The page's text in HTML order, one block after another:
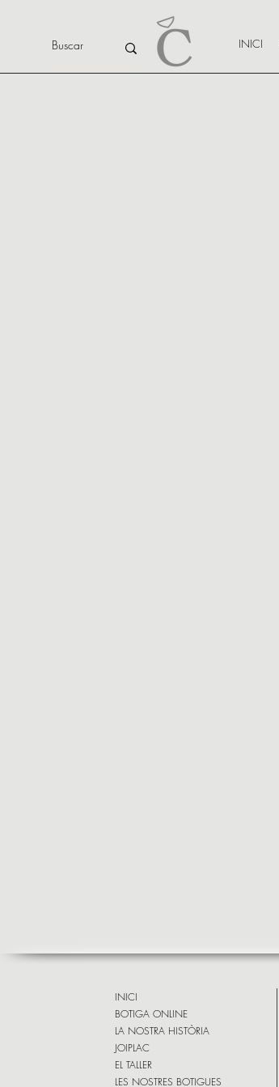
INICI
INICI
BOTIGA ONLINE
LA NOSTRA HISTÒRIA
JOIPLAC
EL TALLER
LES NOSTRES BOTIGUES